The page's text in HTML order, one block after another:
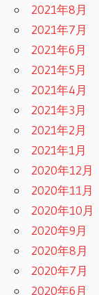
2021年8月
2021年7月
2021年6月
2021年5月
2021年4月
2021年3月
2021年2月
2021年1月
2020年12月
2020年11月
2020年10月
2020年9月
2020年8月
2020年7月
2020年6月